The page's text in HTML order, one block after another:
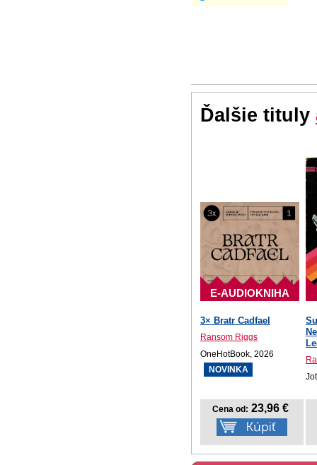
Ďalšie tituly
E-AUDIOKNIHA
3× Bratr Cadfael
Ransom Riggs
OneHotBook, 2026
NOVINKA
Cena od: 23,96 €